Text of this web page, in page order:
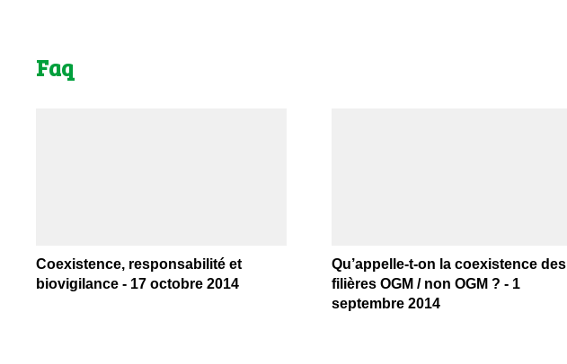
Faq
Coexistence, responsabilité et
biovigilance - 17 octobre 2014
Qu’appelle-t-on la coexistence des
filières OGM / non OGM ? - 1
septembre 2014